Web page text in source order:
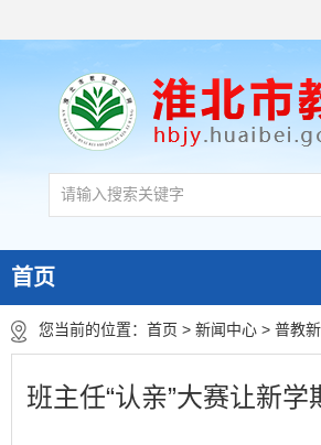
首页
您当前的位置： 首页 > 新闻中心 > 普教
班主任“认亲”大赛让新